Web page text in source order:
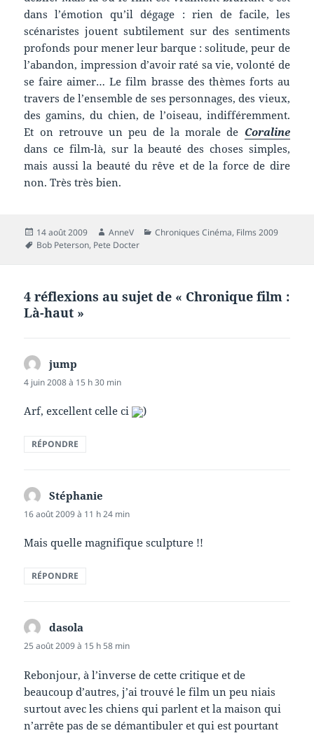
dans l’émotion qu’il dégage : rien de facile, les
scénaristes jouent subtilement sur des sentiments
profonds pour mener leur barque : solitude, peur de
l’abandon, impression d’avoir raté sa vie, volonté de
se faire aimer… Le film brasse des thèmes forts au
travers de l’ensemble de ses personnages, des vieux,
des gamins, du chien, de l’oiseau, indifféremment.
Et on retrouve un peu de la morale de Coraline
dans ce film-là, sur la beauté des choses simples,
mais aussi la beauté du rêve et de la force de dire
non. Très très bien.
Publié
le
14 août 2009 Auteur
AnneV Catégories
Chroniques Cinéma, Films 2009
Mots-
Bob Peterson, Pete Docter
4 réflexions au sujet de « Chronique film :
Là-haut »
jump
4 juin 2008 à 15 h 30 min
Arf, excellent celle ci )
RÉPONDRE
Stéphanie
16 août 2009 à 11 h 24 min
Mais quelle magnifique sculpture !!
RÉPONDRE
dasola
25 août 2009 à 15 h 58 min
Rebonjour, à l’inverse de cette critique et de
beaucoup d’autres, j’ai trouvé le film un peu niais
surtout avec les chiens qui parlent et la maison qui
n’arrête pas de se démantibuler et qui est pourtant